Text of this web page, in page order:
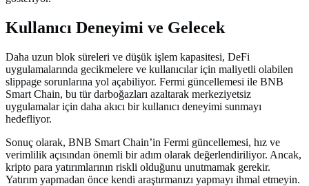
Kullanıcı Deneyimi ve Gelecek
Daha uzun blok süreleri ve düşük işlem kapasitesi, DeFi
uygulamalarında gecikmelere ve kullanıcılar için maliyetli olabilen
slippage sorunlarına yol açabiliyor. Fermi güncellemesi ile BNB
Smart Chain, bu tür darboğazları azaltarak merkeziyetsiz
uygulamalar için daha akıcı bir kullanıcı deneyimi sunmayı
hedefliyor.
Sonuç olarak, BNB Smart Chain’in Fermi güncellemesi, hız ve
verimlilik açısından önemli bir adım olarak değerlendiriliyor. Ancak,
kripto para yatırımlarının riskli olduğunu unutmamak gerekir.
Yatırım yapmadan önce kendi araştırmanızı yapmayı ihmal etmeyin.